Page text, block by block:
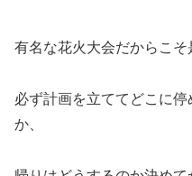
有名な花火大会だからこそ
必ず計画を立ててどこに
か、